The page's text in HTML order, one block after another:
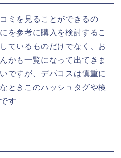
ミを見ることができるの
を参考に購入を検討するこ
ているものだけでなく、お
かも一覧になって出てきま
ですが、デパコスは慎重に
ときこのハッシュタグや検
す！